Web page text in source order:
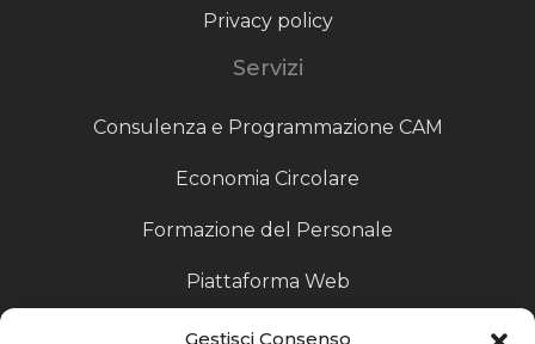
Gestisci Consenso
Privacy policy
Servizi
Consulenza e Programmazione CAM
Economia Circolare
Formazione del Personale
Piattaforma Web
Scouting fornitori